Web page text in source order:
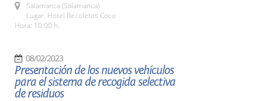
Salamanca (Salamanca)
Lugar: Hotel Recoletos Coco
Hora: 10:00 h.
08/02/2023
Presentación de los nuevos vehículos
para el sistema de recogida selectiva
de residuos